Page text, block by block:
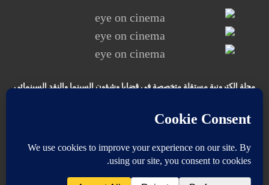
مجلة الكترونية مستقلة متخصصة في قضايا وشؤون السينما والنقدالسينمائي
المقالات المنشورة تعبر عن آراء كتابها ولا تعبر عن رأي الموقع
جميع الحقوق محفوظة ولا يسمح بإعادة نشر أي مادة من المواد المنشورة في
هذا الموقع إلا بعد الحصول على تصريح مكتوب من الناشر/ رئيس التحرير